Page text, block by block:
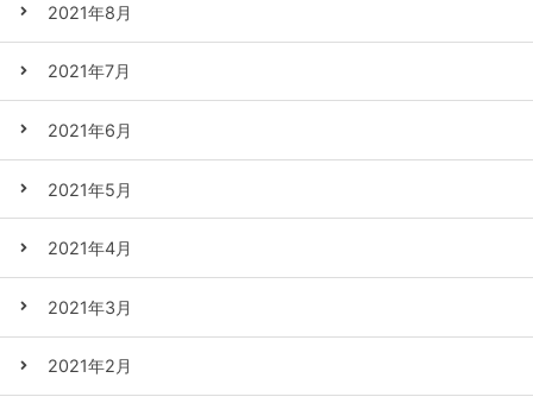
2021年8月
2021年7月
2021年6月
2021年5月
2021年4月
2021年3月
2021年2月